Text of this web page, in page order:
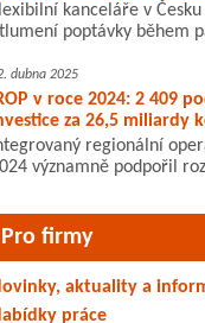
kanceláře v
poptávky během
dubna 2025
v roce 2024: 2 409
za 26,5 miliardy
regionální
významně podpořil
Pro firmy
aktuality a
práce